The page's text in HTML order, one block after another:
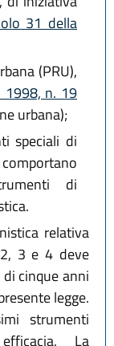
31 della
(PRU),
1998, n. 19
urbana);
speciali di
di
relativa
3 e 4 deve
cinque anni
legge.
strumenti
La